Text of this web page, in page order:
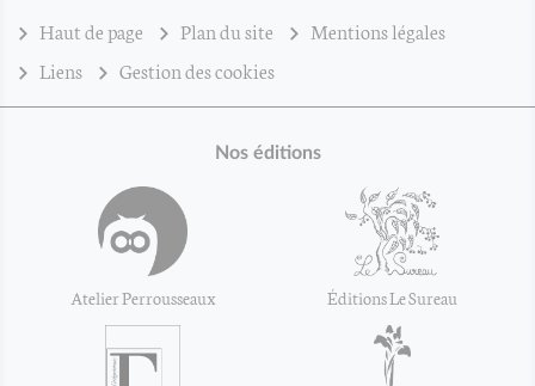
Haut de page Plan du site
Mentions légales
Liens
Gestion des cookies
Nos éditions
Atelier Perrousseaux Éditions Le Sureau